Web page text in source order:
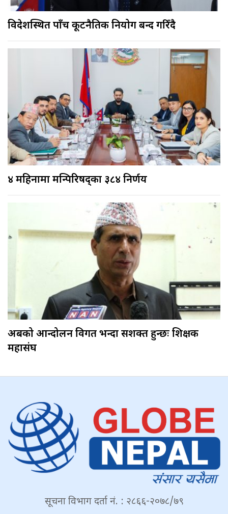
विदेशस्थित पाँच कूटनैतिक नियोग बन्द गरिँदै
४ महिनामा मन्त्रिपरिषद्का ३८४ निर्णय
अबको आन्दोलन विगत भन्दा सशक्त हुन्छः शिक्षक
महासंघ
सूचना विभाग दर्ता नं. : २८६६-२०७८/७९